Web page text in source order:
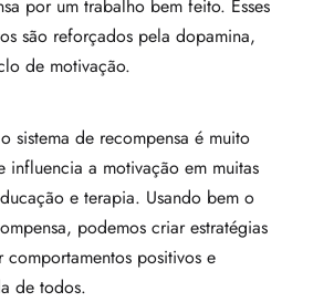
por um trabalho bem feito. Esses
são reforçados pela dopamina,
de motivação.
sistema de recompensa é muito
influencia a motivação em muitas
e terapia. Usando bem o
podemos criar estratégias
comportamentos positivos e
de todos.